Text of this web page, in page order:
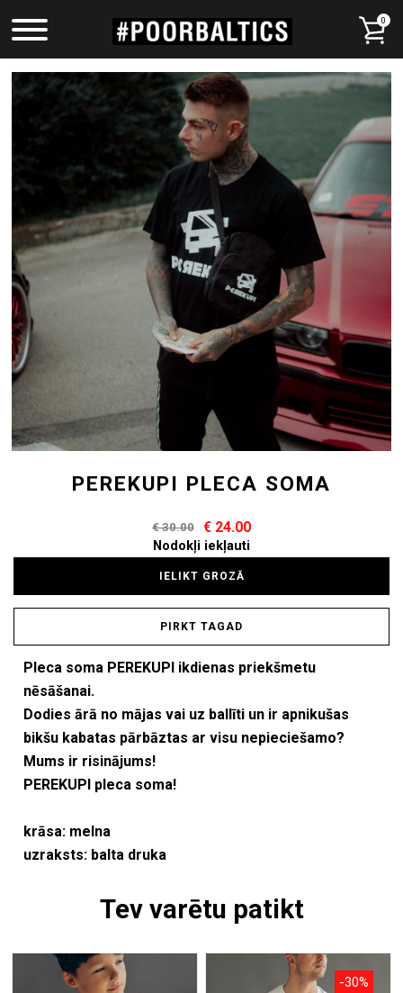
0
PEREKUPI PLECA SOMA
€ 30.00 € 24.00
Nodokļi iekļauti
IELIKT GROZĀ
PIRKT TAGAD
Pleca soma PEREKUPI ikdienas priekšmetu
nēsāšanai.
Dodies ārā no mājas vai uz ballīti un ir apnikušas
bikšu kabatas pārbāztas ar visu nepieciešamo?
Mums ir risinājums!
PEREKUPI pleca soma!
krāsa: melna
uzraksts: balta druka
Tev varētu patikt
-30%
VEIKALS
KOLEKCIJAS
DĀVANU KARTES
MŪSU STĀSTS
#POORBALTICS EVERYWHERE
ROBYWORKS
PIEGĀDE
KONTAKTI
PEREKUPU GARĀŽAS ATKLĀŠANA
Ieiet
Reģistrēties